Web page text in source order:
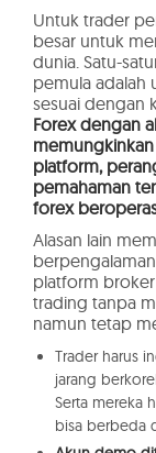
Untuk trader
besar untuk
dunia. Satu-
pemula adalah
sesuai dengan
Forex dengan
platform,
pemahaman
forex
Alasan lain
platform
trading tanpa
namun tetap
Trader harus
jarang
Serta mereka
bisa berbeda